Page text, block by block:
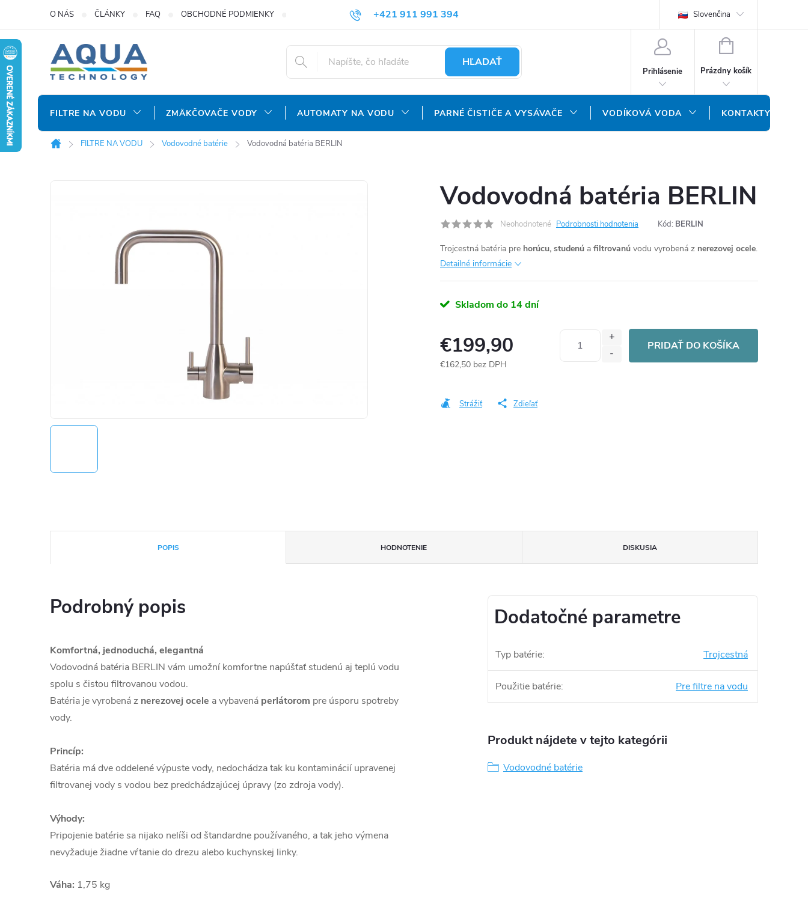
obsah
+421 911 991 394
info@aquatechnology.sk
O NÁS ČLÁNKY FAQ OBCHODNÉ PODMIENKY REKLAMAČNÝ PORIADOK OCHRANA OSOBNÝCH ÚDAJOV DOPRAVA A PLATBA
Slovenčina
HĽADAŤ
Prihlásenie
NÁKUPNÝ
Prázdny košík
FILTRE NA VODU ZMÄKČOVAČE VODY AUTOMATY NA VODU PARNÉ ČISTIČE A VYSÁVAČE VODÍKOVÁ VODA KONTAKTY
Domov
FILTRE NA VODU Vodovodné batérie Vodovodná batéria BERLIN
Vodovodná batéria BERLIN
Neohodnotené Podrobnosti hodnotenia Kód: BERLIN
Trojcestná batéria pre horúcu, studenú a filtrovanú vodu vyrobená z nerezovej ocele.
Detailné informácie
Skladom do 14 dní
€199,90
€162,50 bez DPH
PRIDAŤ DO KOŠÍKA
Strážiť Zdieľať
POPIS HODNOTENIE DISKUSIA
Podrobný popis
Komfortná, jednoduchá, elegantná
Vodovodná batéria BERLIN vám umožní komfortne napúšťať studenú aj teplú vodu
spolu s čistou filtrovanou vodou.
Batéria je vyrobená z nerezovej ocele a vybavená perlátorom pre úsporu spotreby
vody.
Princíp:
Batéria má dve oddelené výpuste vody, nedochádza tak ku kontaminácií upravenej
filtrovanej vody s vodou bez predchádzajúcej úpravy (zo zdroja vody).
Výhody:
Pripojenie batérie sa nijako nelíši od štandardne používaného, a tak jeho výmena
nevyžaduje žiadne vŕtanie do drezu alebo kuchynskej linky.
Váha: 1,75 kg
Dodatočné parametre
Typ batérie: Trojcestná
Použitie batérie: Pre filtre na vodu
Produkt nájdete v tejto kategórii
Vodovodné batérie